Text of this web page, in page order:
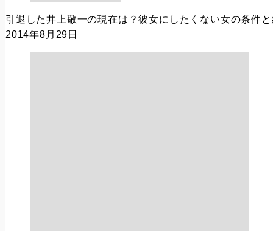
引退した井上敬一の現在は？彼女にしたくない女の条件
2014年8月29日